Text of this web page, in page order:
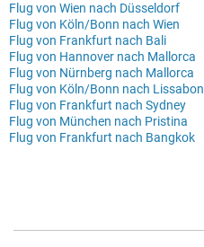
Flug von Wien nach Düsseldorf
Flug von Köln/Bonn nach Wien
Flug von Frankfurt nach Bali
Flug von Hannover nach Mallorca
Flug von Nürnberg nach Mallorca
Flug von Köln/Bonn nach Lissabon
Flug von Frankfurt nach Sydney
Flug von München nach Pristina
Flug von Frankfurt nach Bangkok